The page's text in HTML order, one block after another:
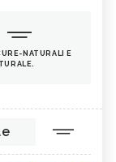
NATURALI E